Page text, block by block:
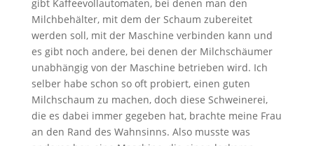
gibt Kaffeevollautomaten, bei denen man den
Milchbehälter, mit dem der Schaum zubereitet
werden soll, mit der Maschine verbinden kann und
es gibt noch andere, bei denen der Milchschäumer
unabhängig von der Maschine betrieben wird. Ich
selber habe schon so oft probiert, einen guten
Milchschaum zu machen, doch diese Schweinerei,
die es dabei immer gegeben hat, brachte meine Frau
an den Rand des Wahnsinns. Also musste was